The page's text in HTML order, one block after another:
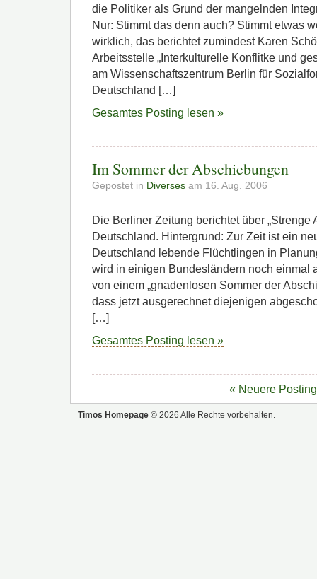
die Politiker als Grund der mangelnden
Nur: Stimmt das denn auch? Stimmt etwas
wirklich, das berichtet zumindest Karen
Arbeitsstelle „Interkulturelle Konflitke und
am Wissenschaftszentrum Berlin für
Deutschland […]
Gesamtes Posting lesen »
Im Sommer der Abschiebungen
Gepostet in Diverses am 16. Aug. 2006
Die Berliner Zeitung berichtet über „Strenge
Deutschland. Hintergrund: Zur Zeit ist ein
Deutschland lebende Flüchtlingen in
wird in einigen Bundesländern noch einmal
von einem „gnadenlosen Sommer der
dass jetzt ausgerechnet diejenigen
[…]
Gesamtes Posting lesen »
« Neuere
Timos Homepage © 2026 Alle Rechte vorbehalten.